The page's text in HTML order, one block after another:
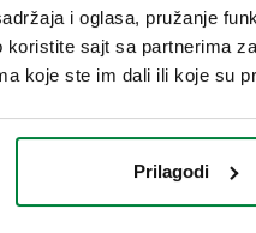
i oglasa, pružanje
sajt sa partnerima
koje ste im dali ili koje su
Prilagodi
Tekst
ŽN.